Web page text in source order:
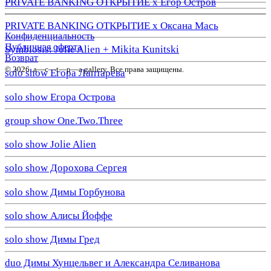
PRIVATE BANKING ОТКРЫТИЕ х Оксана Мась
Symbiosis: Jolie Alien + Mikita Kunitski
solo show Егора Лаптарева
solo show Егора Острова
group show One.Two.Three
solo show Jolie Alien
solo show Дорохова Сергея
solo show Димы Горбунова
solo show Алисы Йоффе
solo show Димы Гред
duo Димы Хунцельвег и Александра Селиванова
Конфиденциальность
Публичная оферта
Возврат
© 2026. a—с—t—р—a gallery. Все права защищены.